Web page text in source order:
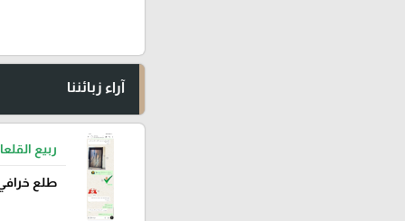
آراء زبائننا
ربيع
طلع